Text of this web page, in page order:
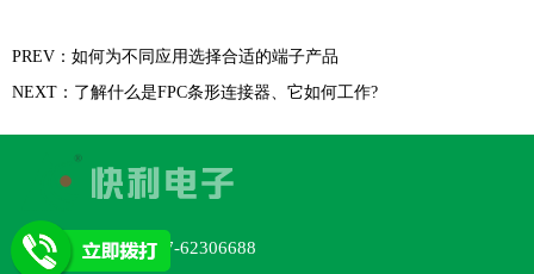
PREV：如何为不同应用选择合适的端子产品
NEXT：了解什么是FPC条形连接器、它如何工作?
TEL：+86-577-62306688